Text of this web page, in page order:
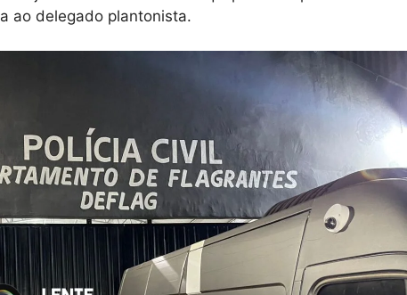
ao delegado plantonista.